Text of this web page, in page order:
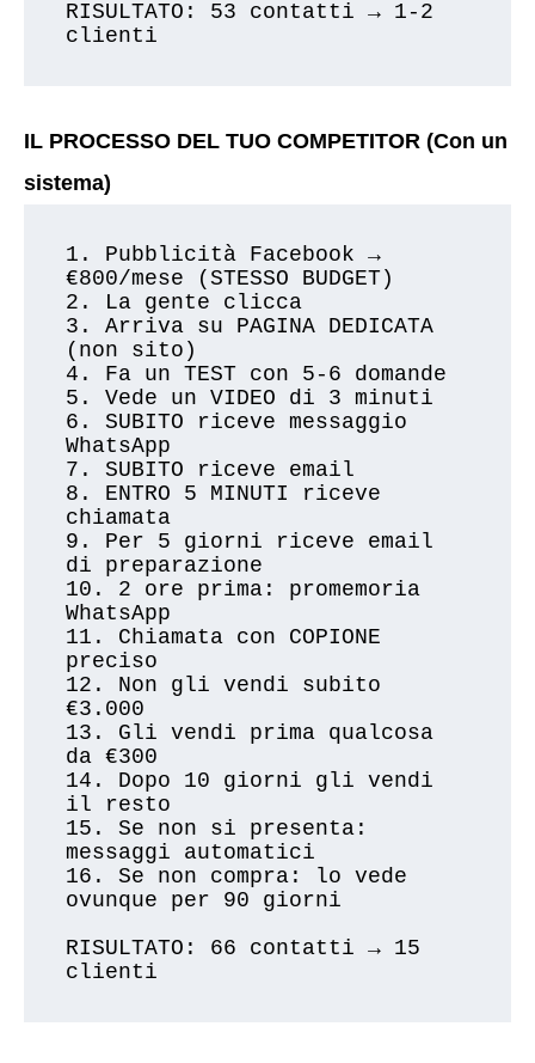
RISULTATO: 53 contatti → 1-2
IL PROCESSO DEL TUO COMPETITOR (Con un
sistema)
1. Pubblicità Facebook →
€800/mese (STESSO BUDGET)
2. La gente clicca
3. Arriva su PAGINA DEDICATA
(non sito)
4. Fa un TEST con 5-6 domande
5. Vede un VIDEO di 3 minuti
6. SUBITO riceve messaggio
WhatsApp
7. SUBITO riceve email
8. ENTRO 5 MINUTI riceve
chiamata
9. Per 5 giorni riceve email
di preparazione
10. 2 ore prima: promemoria
WhatsApp
11. Chiamata con COPIONE
preciso
12. Non gli vendi subito
€3.000
13. Gli vendi prima qualcosa
da €300
14. Dopo 10 giorni gli vendi
il resto
15. Se non si presenta:
messaggi automatici
16. Se non compra: lo vede
ovunque per 90 giorni
RISULTATO: 66 contatti → 15